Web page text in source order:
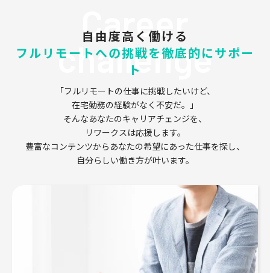
自由度高く働ける
フルリモートへの挑戦を徹底的にサポー
ト
Career
challenge
「フルリモートの仕事に挑戦したいけど、
在宅勤務の経験がなく不安だ。」
そんなあなたのキャリアチェンジを、
リワークスは応援します。
豊富なコンテンツからあなたの希望にあった仕事を探し、
自分らしい働き方が叶います。